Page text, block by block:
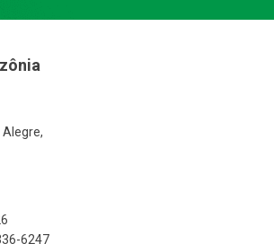
Alegre,
6247